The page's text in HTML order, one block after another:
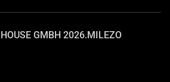
GMBH 2026.MILEZO